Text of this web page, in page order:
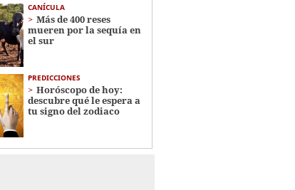
CANÍCULA
Más de 400 reses
mueren por la sequía en
el sur
PREDICCIONES
Horóscopo de hoy:
descubre qué le espera a
tu signo del zodiaco